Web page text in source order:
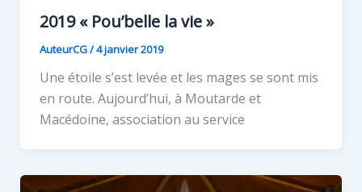
2019 « Pou’belle la vie »
AuteurCG/4 janvier 2019
Une étoile s’est levée et les mages se sont mis
en route. Aujourd’hui, à Moutarde et
Macédoine, association au service